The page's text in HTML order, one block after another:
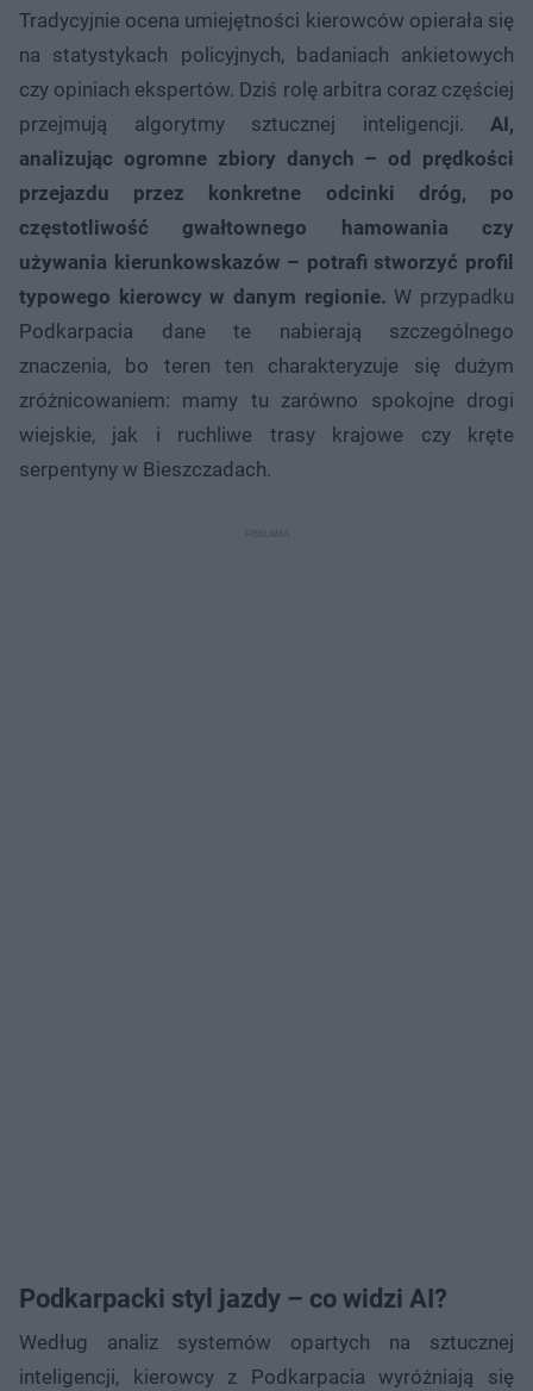
Tradycyjnie ocena umiejętności kierowców opierała się
na statystykach policyjnych, badaniach ankietowych
czy opiniach ekspertów. Dziś rolę arbitra coraz częściej
przejmują algorytmy sztucznej inteligencji. AI,
analizując ogromne zbiory danych – od prędkości
przejazdu przez konkretne odcinki dróg, po
częstotliwość gwałtownego hamowania czy
używania kierunkowskazów – potrafi stworzyć profil
typowego kierowcy w danym regionie. W przypadku
Podkarpacia dane te nabierają szczególnego
znaczenia, bo teren ten charakteryzuje się dużym
zróżnicowaniem: mamy tu zarówno spokojne drogi
wiejskie, jak i ruchliwe trasy krajowe czy kręte
serpentyny w Bieszczadach.
Podkarpacki styl jazdy – co widzi AI?
Według analiz systemów opartych na sztucznej
inteligencji, kierowcy z Podkarpacia wyróżniają się